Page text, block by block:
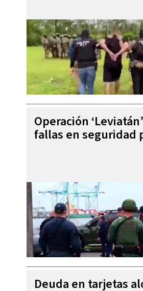
Operación
fallas en seguridad
Deuda en tarjetas